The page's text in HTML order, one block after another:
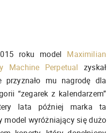
roku model Maximilian
Machine Perpetual zyskał
przyznało mu nagrodę dla
“zegarek z kalendarzem”
lata później marka ta
model wyróżniający się dużo